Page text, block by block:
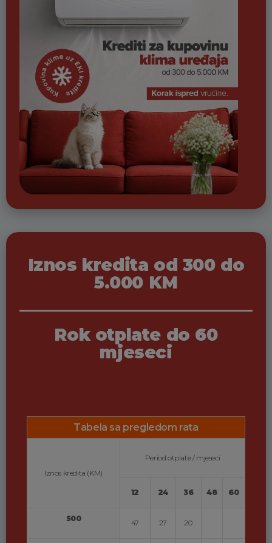
Iznos kredita od 300 do
5.000 KM
Rok otplate do 60
mjeseci
Tabela sa pregledom rata
Iznos kredita (KM)
Period otplate / mjeseci
12 24 36 48 60
500 47 27 20